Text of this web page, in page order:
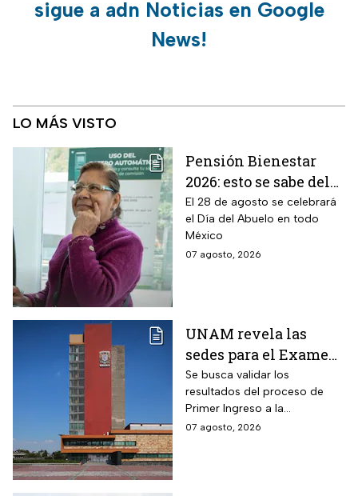
sigue a adn Noticias en Google
News!
LO MÁS VISTO
Pensión Bienestar
2026: esto se sabe del
pago por el Día del
Abuelo en agosto
El 28 de agosto se celebrará
el Día del Abuelo en todo
México
07 agosto, 2026
UNAM revela las
sedes para el Examen
de control 2026;
consulta dónde será
Se busca validar los
resultados del proceso de
Primer Ingreso a la
Licenciatura luego de
07 agosto, 2026